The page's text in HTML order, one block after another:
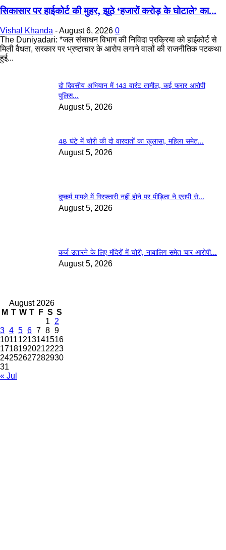
सिकासार पर हाईकोर्ट की मुहर, झूठे ‘हजारों करोड़ के घोटाले’ का...
Vishal Khanda -August 6, 2026 0
The Duniyadari: *जल संसाधन विभाग की निविदा प्रक्रिया को हाईकोर्ट से
मिली वैधता, सरकार पर भ्रष्टाचार के आरोप लगाने वालों की राजनीतिक पटकथा
हुई...
दो दिवसीय अभियान में 143 वारंट तामील, कई फरार आरोपी
पुलिस...
August 5, 2026
48 घंटे में चोरी की दो वारदातों का खुलासा, महिला समेत...
August 5, 2026
दुष्कर्म मामले में गिरफ्तारी नहीं होने पर पीड़िता ने एसपी से...
August 5, 2026
कर्ज उतारने के लिए मंदिरों में चोरी, नाबालिग समेत चार आरोपी...
August 5, 2026
August 2026
M T W T F S S
1
2
3 4 5 6 7 8 9
10111213141516
17181920212223
24252627282930
31
« Jul